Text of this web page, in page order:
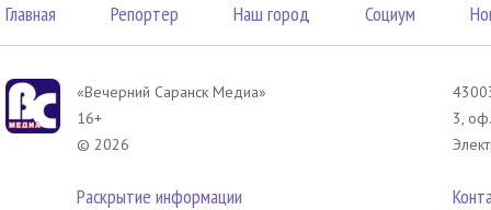
Главная Репортер Наш город Социум
«Вечерний Саранск Mедиа»
16+
© 2026
Раскрытие информации
3,